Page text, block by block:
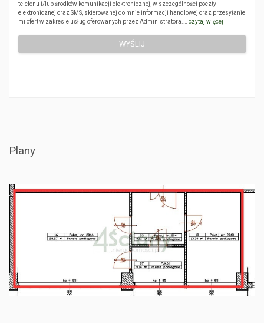
telefonu i/lub środków komunikacji elektronicznej, w szczególności poczty
elektronicznej oraz SMS, skierowanej do mnie informacji handlowej oraz przesyłanie
mi ofert w zakresie usług oferowanych przez Administratora.… czytaj więcej
Plany